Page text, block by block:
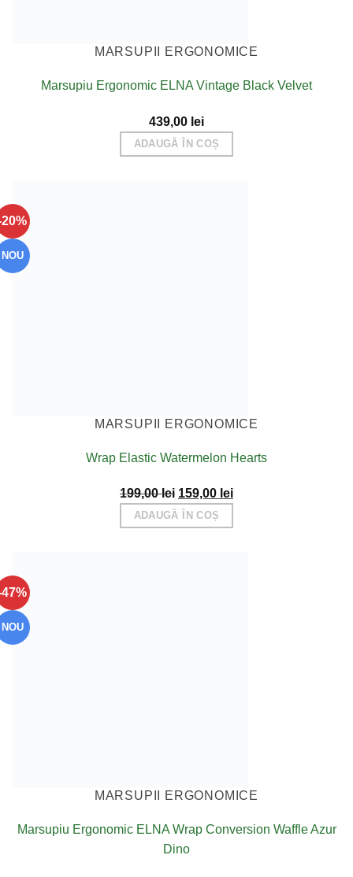
MARSUPII ERGONOMICE
Marsupiu Ergonomic ELNA Vintage Black Velvet
439,00 lei
ADAUGĂ ÎN COȘ
NOU
MARSUPII ERGONOMICE
Wrap Elastic Watermelon Hearts
199,00lei Prețul
inițial
a
159,00 leiPrețul
este:
ADAUGĂ ÎN COȘ
NOU
MARSUPII ERGONOMICE
Marsupiu Ergonomic ELNA Wrap Conversion Waffle Azur
Dino